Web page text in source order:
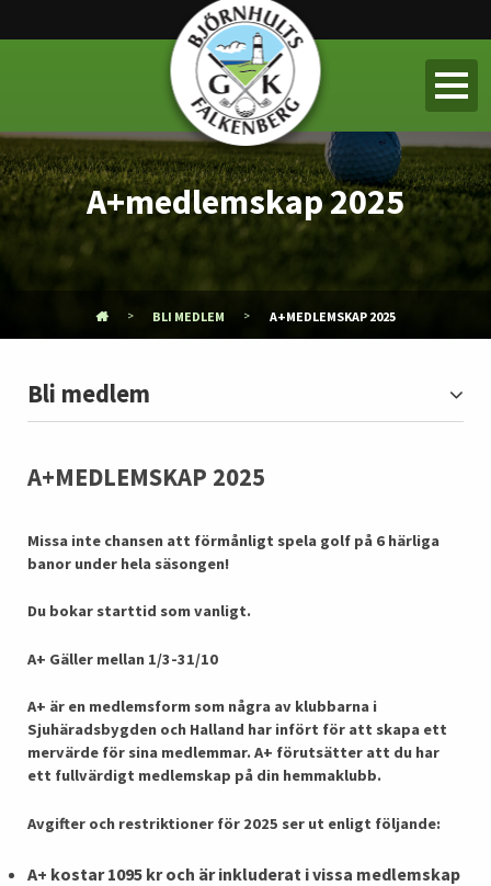
A+medlemskap 2025
BLI MEDLEM A+MEDLEMSKAP 2025
Bli medlem
A+MEDLEMSKAP 2025
Missa inte chansen att förmånligt spela golf på 6 härliga
banor under hela säsongen!
Du bokar starttid som vanligt.
A+ Gäller mellan 1/3-31/10
A+ är en medlemsform som några av klubbarna i
Sjuhäradsbygden och Halland har infört för att skapa ett
mervärde för sina medlemmar. A+ förutsätter att du har
ett fullvärdigt medlemskap på din hemmaklubb.
Avgifter och restriktioner för 2025 ser ut enligt följande:
A+ kostar 1095 kr och är inkluderat i vissa medlemskap